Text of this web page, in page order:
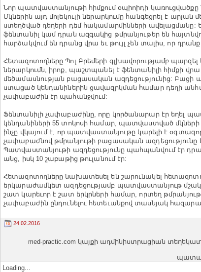
Նոր պատվաստանյութի հիմքում օպիոիդի կառուցվածքը
Մկներին այդ մոլեկուլի ներարկումը հանգեցրել է արյան
ստեղծված դեղերի դեմ հակամարմինների ավելացմանը:
ֆենտանիլ կամ դրան ազգակից թմրանյութեր են
հարձակվում են դրանց վրա եւ թույլ չեն տալիս, որ
Հետազոտողները Պոլ Բրեմերի գլխավորությամբ
ներարկումն, իրոք, պաշտպանել է ֆենտանիլի հիմքի
մեծամասնության բացասական ազդեցությունից: Բացի
ստացած կենդանիներին ցավազրկման համար դեղի
չափաբաժին էր պահանջվում:
Ֆենտանիլի չափաբաժինը, որը կործանարար էր եղել
կենդանիների 55 տոկոսի համար, պատվաստված մկների
ինչը վկայում է, որ պատվաստանյութը կարելի է
չափաբաժնով թմրանյութի բացասական ազդեցությունը
Պատվաստանյութի ազդեցությունը պահպանվում էր
անց, իսկ 10 շաբաթից թուլանում էր:
Հետազոտողները նախատեսել են շարունակել
երկարաժամկետ ազդեցությամբ պատվաստանյութ
շատ կարեւոր է շատ երկրների համար, որտեղ
չափաբաժին ընդունելու հետեւանքով տասնյակ
24.02.2016
med-practic.com կայքի ադմինիստրացիան
Loading...